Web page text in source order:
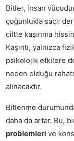
Bitler, insan
çoğunlukla saçlı
ciltte kaşınma
Kaşıntı, yalnızca
psikolojik etkilere de
neden olduğu
alınacaktır.
Bitlenme
daha da artar. Bu,
problemleri ve